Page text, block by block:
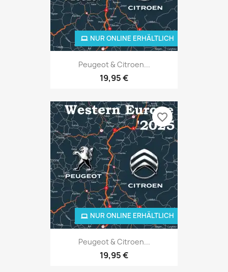
Peugeot & Citroen...
19,95 €
NUR ONLINE ERHÄLTLICH
Peugeot & Citroen...
19,95 €
NUR ONLINE ERHÄLTLICH
favorite_border